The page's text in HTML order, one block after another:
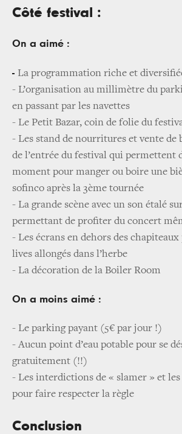
Côté festival :
On a aimé :
- La programmation riche et
- L’organisation au millimètre du
en passant par les navettes
- Le Petit Bazar, coin de folie du
- Les stand de nourritures et vente de
de l’entrée du festival qui permettent
moment pour manger ou boire une
sofinco après la 3ème tournée
- La grande scène avec un son étalé
permettant de profiter du concert
- Les écrans en dehors des
lives allongés dans l’herbe
- La décoration de la Boiler Room
On a moins aimé :
- Le parking payant (5€ par jour !)
- Aucun point d’eau potable pour se
gratuitement (!!)
- Les interdictions de « slamer » et les
pour faire respecter la règle
Conclusion